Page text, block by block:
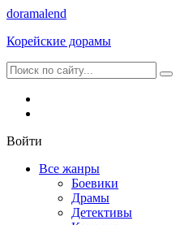
doramalend
Корейские дорамы
Войти
Все жанры
Боевики
Драмы
Детективы